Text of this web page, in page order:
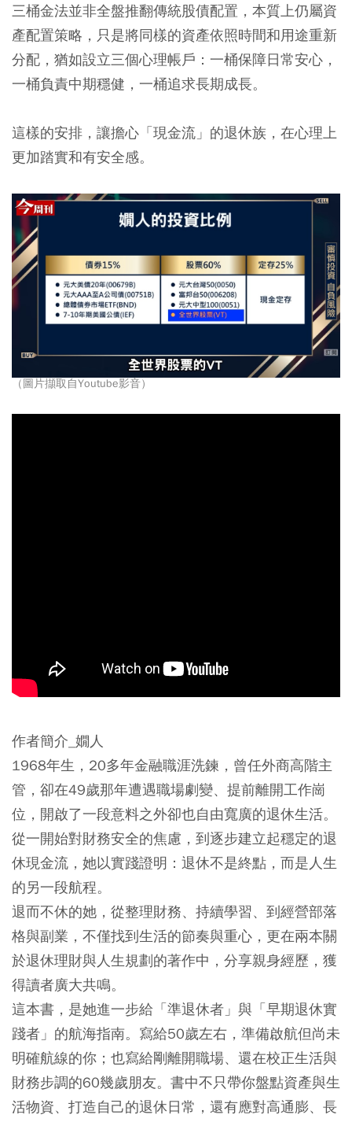
三桶金法並非全盤推翻傳統股債配置，本質上仍屬資
產配置策略，只是將同樣的資產依照時間和用途重新
分配，猶如設立三個心理帳戶： 一桶保障日常安心，
一桶負責中期穩健，一桶追求長期成長。
這樣的安排，讓擔心「現金流」的退休族，在心理上
更加踏實和有安全感。
（圖片擷取自Youtube影音）
作者簡介_嫺人
1968年生，20多年金融職涯洗鍊，曾任外商高階主
管，卻在49歲那年遭遇職場劇變、提前離開工作崗
位，開啟了一段意料之外卻也自由寬廣的退休生活。
從一開始對財務安全的焦慮，到逐步建立起穩定的退
休現金流，她以實踐證明：退休不是終點，而是人生
的另一段航程。
退而不休的她，從整理財務、持續學習、到經營部落
格與副業，不僅找到生活的節奏與重心，更在兩本關
於退休理財與人生規劃的著作中，分享親身經歷，獲
得讀者廣大共鳴。
這本書，是她進一步給「準退休者」與「早期退休實
踐者」的航海指南。寫給50歲左右，準備啟航但尚未
明確航線的你；也寫給剛離開職場、還在校正生活與
財務步調的60幾歲朋友。書中不只帶你盤點資產與生
活物資、打造自己的退休日常，還有應對高通膨、長